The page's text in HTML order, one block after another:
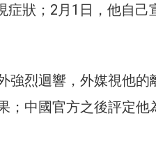
症狀；2月1日，他自己
強烈迴響，外媒視他的
；中國官方之後評定他